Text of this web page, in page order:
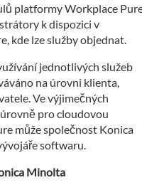
platformy Workplace
k dispozici v
kde lze služby objednat.
jednotlivých služeb
na úrovni klienta,
Ve výjimečných
pro cloudovou
může společnost Konica
softwaru.
Minolta